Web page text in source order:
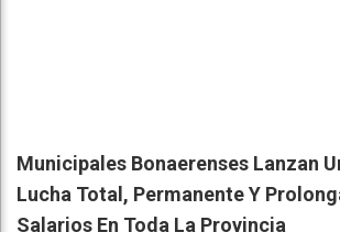
Municipales Bonaerenses Lanzan
Lucha Total, Permanente Y
Salarios En Toda La Provincia